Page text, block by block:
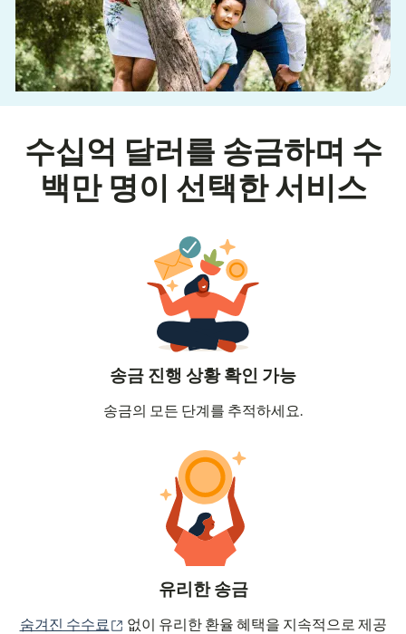
수십억 달러를 송금하며 수
백만 명이 선택한 서비스
송금 진행 상황 확인 가능
송금의 모든 단계를 추적하세요.
유리한 송금
숨겨진 수수료 (새 창에서 열림)
없이 유리한 환율 혜택을 지속적으로 제공